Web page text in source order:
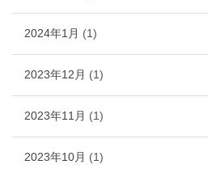
2024年1月 (1)
2023年12月 (1)
2023年11月 (1)
2023年10月 (1)